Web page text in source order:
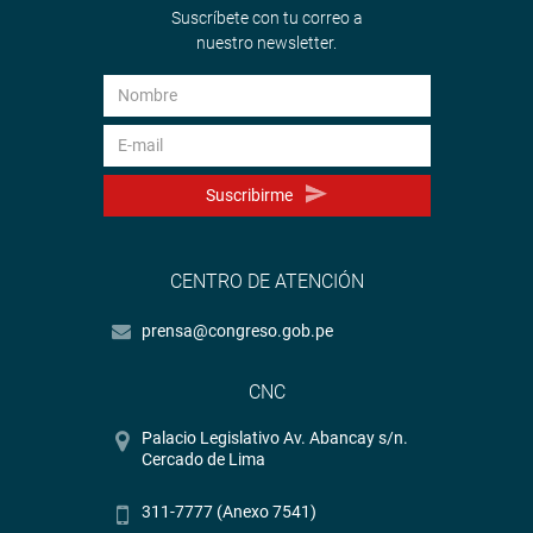
OFICINA DE COMUNICACIONES E IMAGEN
INSTITUCIONAL
Suscríbete con tu correo a
nuestro newsletter.
Suscribirme
CENTRO DE ATENCIÓN
prensa@congreso.gob.pe
CNC
Palacio Legislativo Av. Abancay s/n.
Cercado de Lima
311-7777 (Anexo 7541)